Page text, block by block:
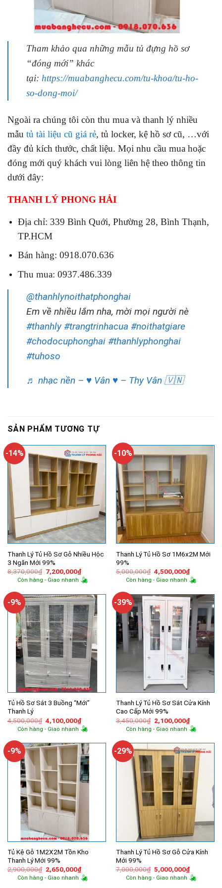
Tham khảo qua những mẫu tủ đựng hồ sơ
“đóng mới” khác
tại: https://muabanghecu.com/tu-khoa/tu-ho-
so-dong-moi/
Ngoài ra chúng tôi còn thu mua và thanh lý nhiều
mẫu tủ tài liệu cũ giá rẻ, tủ locker, kệ hồ sơ cũ, …với
đầy đủ kích thước, chất liệu. Mọi nhu cầu mua hoặc
đóng mới quý khách vui lòng liên hệ theo thông tin
dưới đây:
THANH LÝ PHONG HẢI
Địa chỉ: 339 Bình Quới, Phường 28, Bình Thạnh,
TP.HCM
Bán hàng: 0918.070.636
Thu mua: 0937.486.339
@thanhlynoithatphonghai
Em về nhiều lắm nha, mời mọi người nè
#thanhly #trangtrinhacua #noithatgiare
#chodocuphonghai #thanhlyphonghai
#tuhoso
♬ nhạc nền – ♥ Vân ♥ – Thy Vân 🇻🇳
SẢN PHẨM TƯƠNG TỰ
-14%
Thanh Lý Tủ Hồ Sơ Gỗ Nhiều Hộc
3 Ngăn Mới 99%
8,370,000₫ Giá
gốc
là:
7,200,000₫Giá
hiện
tại
7,200,000₫.
Còn hàng - Giao nhanh
-10%
Thanh Lý Tủ Hồ Sơ 1M6x2M Mới
99%
5,000,000₫ Giá
gốc
là:
4,500,000₫Giá
hiện
tại
Còn hàng - Giao nhanh
-9%
Tủ Hồ Sơ Sắt 3 Buồng “Mới”
Thanh Lý
4,500,000₫ Giá
gốc
là:
4,100,000₫Giá
hiện
tại
4,100,000₫.
Còn hàng - Giao nhanh
-39%
Thanh Lý Tủ Hồ Sơ Sắt Cửa Kính
Cao Cấp Mới 99%
3,450,000₫ Giá
gốc
là:
2,100,000₫Giá
hiện
tại
Còn hàng - Giao nhanh
-9%
Tủ Kệ Gỗ 1M2X2M Tồn Kho
Thanh Lý Mới 99%
2,900,000₫ Giá
gốc
là:
2,650,000₫Giá
hiện
tại
Còn hàng - Giao nhanh
-29%
Thanh Lý Tủ Hồ Sơ Gỗ Cửa Kính
Mới 99%
7,000,000₫ Giá
gốc
là:
5,000,000₫Giá
hiện
tại
Còn hàng - Giao nhanh